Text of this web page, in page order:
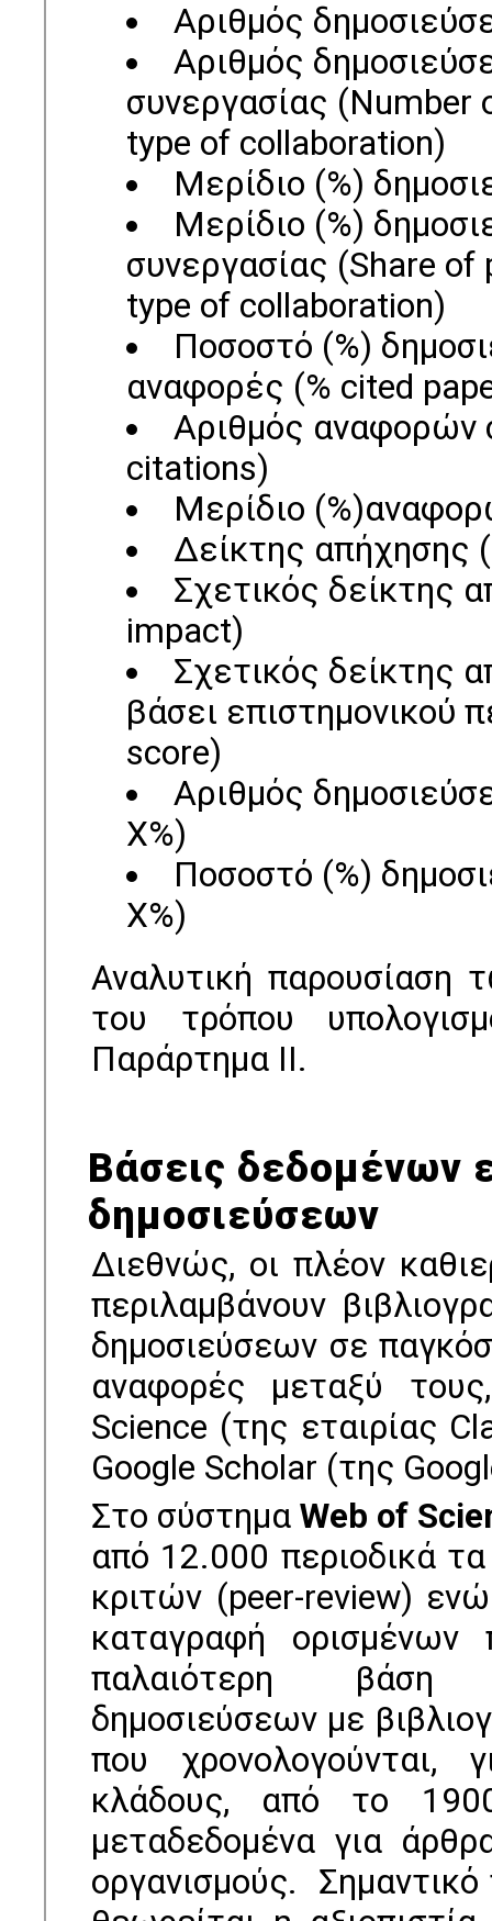
Αριθμός
Αριθμός
συνεργασίας
type of collaboration)
Μερίδιο (%)
Μερίδιο (%)
συνεργασίας (Share
type of collaboration)
Ποσοστό (%)
αναφορές (% cited
Αριθμός αναφορών
citations)
Μερίδιο
Δείκτης απήχησης
Σχετικός δείκτης
impact)
Σχετικός δείκτης
βάσει επιστημονικού
score)
Αριθμός
X%)
Ποσοστό (%)
X%)
Αναλυτική παρουσίαση
του τρόπου
Παράρτημα ΙΙ.
Βάσεις δεδομένων
δημοσιεύσεων
Διεθνώς, οι πλέον
περιλαμβάνουν
δημοσιεύσεων σε
αναφορές μεταξύ
Science (της εταιρίας
Google Scholar (της
Στο σύστηµα Web of
από 12.000 περιοδικά
κριτών (peer-review)
καταγραφή ορισµένων
παλαιότερη βάση
δημοσιεύσεων με
που χρονολογούνται,
κλάδους, από το
µεταδεδοµένα για
οργανισµούς.